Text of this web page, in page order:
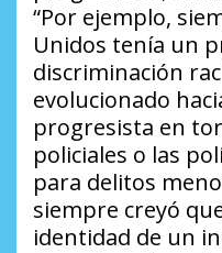
“Por ejemplo,
Unidos tenía un
discriminación
evolucionado
progresista en
policiales o las
para delitos
siempre creyó
identidad de un